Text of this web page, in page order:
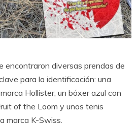
encontraron diversas prendas de
para la identificación: una
Hollister, un bóxer azul con
of the Loom y unos tenis
marca K-Swiss.